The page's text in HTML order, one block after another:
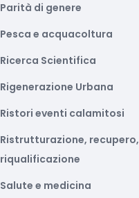
Parità di genere
Pesca e acquacoltura
Ricerca Scientifica
Rigenerazione Urbana
Ristori eventi calamitosi
Ristrutturazione, recupero,
riqualificazione
Salute e medicina